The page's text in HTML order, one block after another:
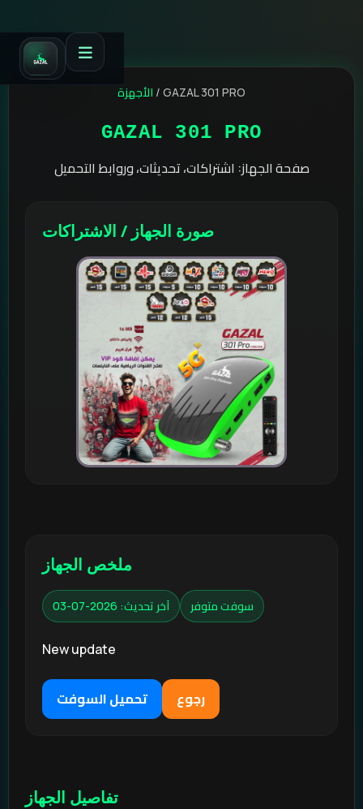
الأجهزة / GAZAL 301 PRO
GAZAL 301 PRO
صفحة الجهاز: اشتراكات، تحديثات، وروابط التحميل
صورة الجهاز / الاشتراكات
ملخص الجهاز
آخر تحديث: 2026-07-03 سوفت متوفر
New update
تحميل السوفت رجوع
تفاصيل الجهاز